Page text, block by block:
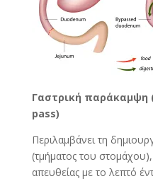
Γαστρική παράκαμψη
pass)
Περιλαμβάνει τη
(τμήματος του
απευθείας με το λεπτό